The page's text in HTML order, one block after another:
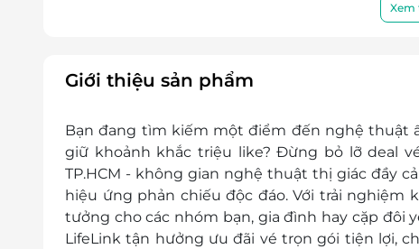
Trên 1m2 tính vé người lớn
Khách hàng vui lòng liên hệ đăng ký dịch vụ
Điều kiện khác:
e-Voucher/e-Coupon không có giá trị
Không áp dụng đồng thời cùng lúc với
Voucher không áp dụng hoàn, hủy
Xem
Giới thiệu sản phẩm
Bạn đang tìm kiếm một điểm đến nghệ thuật
giữ khoảnh khắc triệu like? Đừng bỏ lỡ deal
TP.HCM - không gian nghệ thuật thị giác đầy
hiệu ứng phản chiếu độc đáo. Với trải nghiệm
tưởng cho các nhóm bạn, gia đình hay cặp đôi
LifeLink tận hưởng ưu đãi vé trọn gói tiện lợi,